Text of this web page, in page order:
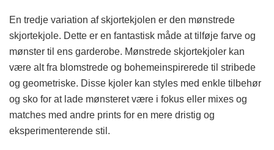
En tredje variation af skjortekjolen er den mønstrede
skjortekjole. Dette er en fantastisk måde at tilføje farve og
mønster til ens garderobe. Mønstrede skjortekjoler kan
være alt fra blomstrede og bohemeinspirerede til stribede
og geometriske. Disse kjoler kan styles med enkle tilbehør
og sko for at lade mønsteret være i fokus eller mixes og
matches med andre prints for en mere dristig og
eksperimenterende stil.